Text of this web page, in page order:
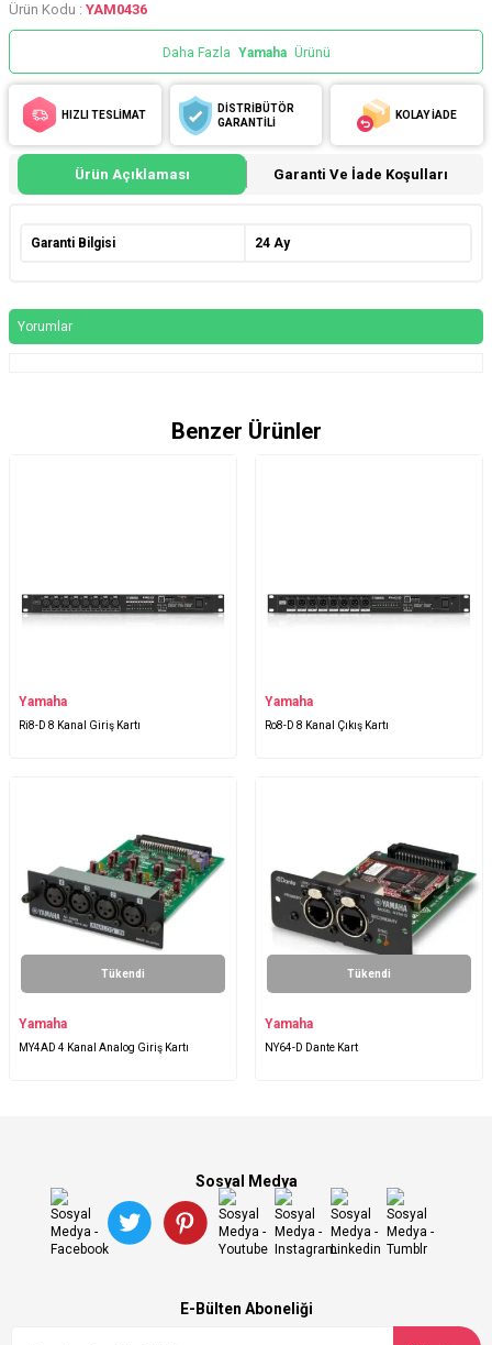
Ürün Kodu : YAM0436
Daha Fazla Yamaha Ürünü
HIZLI TESLİMAT
DİSTRİBÜTÖR
GARANTİLİ
KOLAY İADE
Ürün Açıklaması Garanti Ve İade Koşulları
Garanti Bilgisi 24 Ay
Yorumlar
Benzer Ürünler
Yamaha
Ri8-D 8 Kanal Giriş Kartı
Yamaha
Ro8-D 8 Kanal Çıkış Kartı
Tükendi
Yamaha
MY4AD 4 Kanal Analog Giriş Kartı
Tükendi
Yamaha
NY64-D Dante Kart
Sosyal Medya
E-Bülten Aboneliği